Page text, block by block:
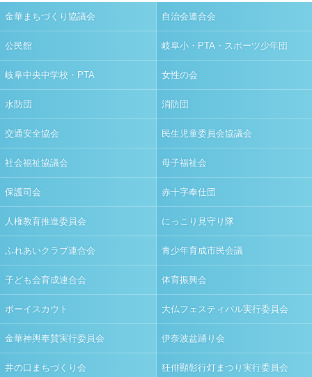
金華まちづくり協議会 自治会連合会
公民館 岐阜小・PTA・スポーツ少年団
岐阜中央中学校・PTA 女性の会
水防団 消防団
交通安全協会 民生児童委員会協議会
社会福祉協議会 母子福祉会
保護司会 赤十字奉仕団
人権教育推進委員会 にっこり見守り隊
ふれあいクラブ連合会 青少年育成市民会議
子ども会育成連合会 体育振興会
ボーイスカウト 大仏フェスティバル実行委員会
金華神輿奉賛実行委員会 伊奈波盆踊り会
井の口まちづくり会 狂俳顯彰行灯まつり実行委員会